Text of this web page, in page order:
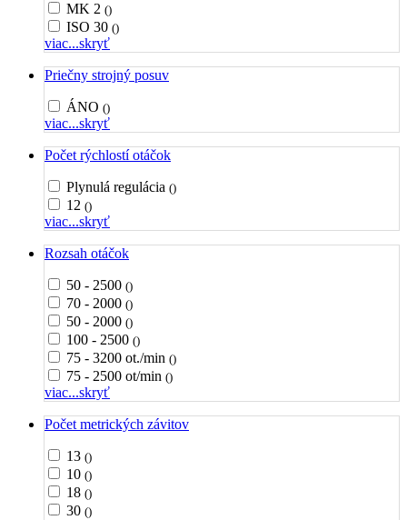
MK 2 ()
ISO 30 ()
viac...skryť
Priečny strojný posuv
ÁNO ()
viac...skryť
Počet rýchlostí otáčok
Plynulá regulácia ()
12 ()
viac...skryť
Rozsah otáčok
50 - 2500 ()
70 - 2000 ()
50 - 2000 ()
100 - 2500 ()
75 - 3200 ot./min ()
75 - 2500 ot/min ()
viac...skryť
Počet metrických závitov
13 ()
10 ()
18 ()
30 ()